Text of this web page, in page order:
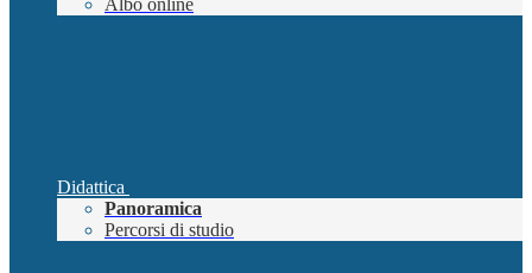
Albo online
Didattica
Panoramica
Percorsi di studio